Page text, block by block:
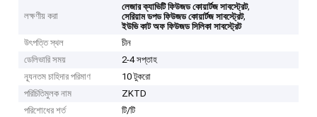
লক্ষণীয় করা
লেজার ক্যাভিটি ফিউজড কোয়ার্টজ সাবস্ট্রেট,
সেরিয়াম ডপড ফিউজড কোয়ার্টজ সাবস্ট্রেট,
ইউভি কাট অফ ফিউজড সিলিকা সাবস্ট্রেট
উৎপত্তি স্থল
চীন
ডেলিভারি সময়
2-4 সপ্তাহ
ন্যূনতম চাহিদার পরিমাণ
10 টুকরো
পরিচিতিমুলক নাম
ZKTD
পরিশোধের শর্ত
টি/টি